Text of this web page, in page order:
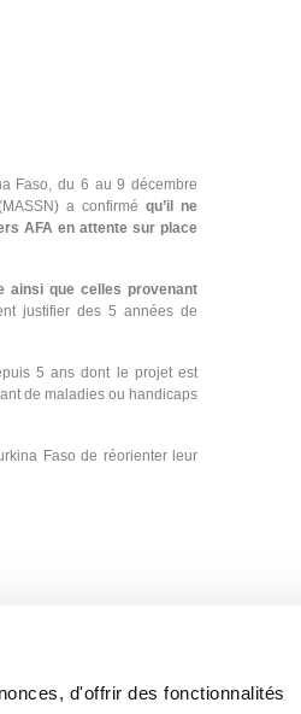
d'offrir des fonctionnalités
Faso, du 6 au 9 décembre
a confirmé qu’il ne
AFA en attente sur place
ainsi que celles provenant
justifier des 5 années de
5 ans dont le projet est
de maladies ou handicaps
Faso de réorienter leur
pour 2007 était atteint et